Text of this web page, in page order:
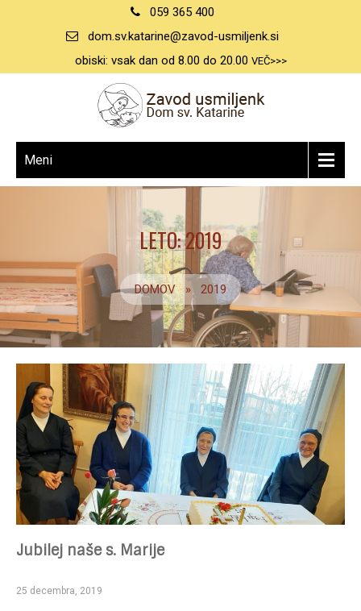
059 365 400
dom.sv.katarine@zavod-usmiljenk.si
obiski: vsak dan od 8.00 do 20.00 VEČ>>>
Meni
LETO:2019
DOMOV » 2019
Jubilej naše s. Marije
25 decembra, 2019